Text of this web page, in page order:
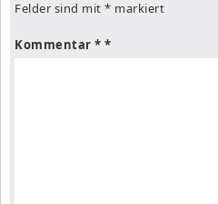
Felder sind mit * markiert
Kommentar *